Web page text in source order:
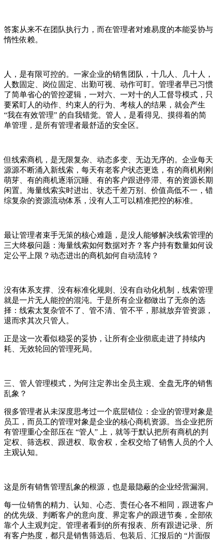
答案从来不在团队执行力，而在管理者对难易度的本能妥协与
惰性依赖。
人，是有限可控的。一家企业的销售团队，十几人、几十人，
人数固定、岗位固定、出勤可视、动作可盯。管理者早已习惯
了简单省心的管控逻辑，一对六、一对十的人工督导模式，只
要紧盯人的动作、约束人的行为、考核人的结果，就会产生
“我在有效管理” 的自我错觉。管人，是看得见、摸得着的简
单管理，是所有管理者最舒适的安全区。
但线索商机，是无限复杂、动态多变、无边无序的。企业每天
源源不断涌入新线索，每天有老客户状态更迭，有的商机刚刚
萌芽、有的商机逐渐沉睡、有的客户跟进停滞、有的资源长期
闲置。海量线索实时进出、状态千差万别、价值高低不一，错
综复杂的资源流动体系，没有人工可以精准把控的标准。
最让管理者束手无策的核心难题，是没人能够解决线索管理的
三大终极问题：海量线索如何数据对齐？客户持有数量如何设
定公平上限？动态进出的商机如何自动流转？
没有体系支撑、没有标准化规则、没有自动化机制，线索管理
就是一片无人能控的混沌。于是所有企业都做出了无奈的选
择：线索太复杂管不了、管不清、管不平，那就放弃管资源，
退而求其次只管人。
正是这一次看似稳妥的妥协，让所有企业彻底走进了持续内
耗、无效轮回的管理死局。
三、管人管理模式，为何注定养出全员主观、全盘无序的销售
乱象？
很多管理者从未深度思考过一个底层错位：企业的管理对象是
员工，而员工的管理对象是企业的核心商机资源。当企业把所
有管理重心全部压在 “管人” 上，就等于默认把所有商机的判
定权、筛选权、跟进权、取舍权，全权交给了销售人员的个人
主观认知。
这是所有销售管理乱象的根源，也是最隐蔽的企业经营漏洞。
每一位销售的精力、认知、心态、责任心各不相同，跟进客户
的优先级、判断客户的意向度、界定客户的跟进节奏，全部依
靠个人主观判定。管理者看到的所有报表、所有跟进记录、所
有客户热度，都只是销售筛选后、包装后、汇报后的 “片面假